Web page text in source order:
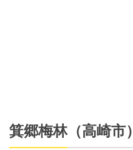
箕郷梅林（高崎市）